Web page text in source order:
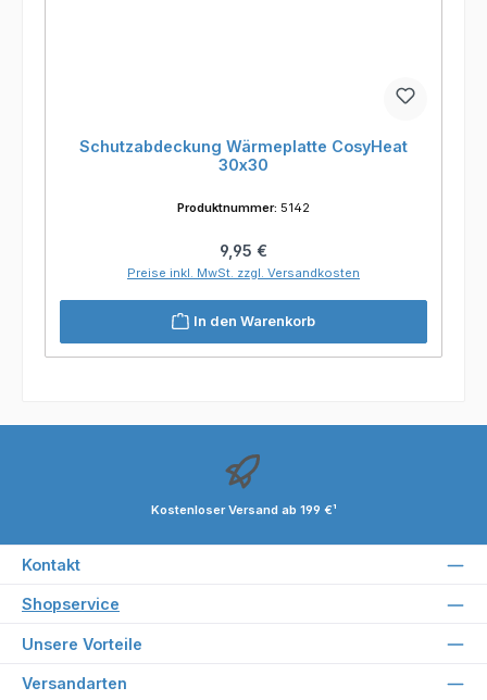
Schutzabdeckung Wärmeplatte CosyHeat
30x30
Produktnummer: 5142
Regulärer Preis:
9,95 €
Preise inkl. MwSt. zzgl. Versandkosten
In den Warenkorb
Kostenloser Versand ab 199 €¹
Kontakt
Shopservice
Unsere Vorteile
Versandarten